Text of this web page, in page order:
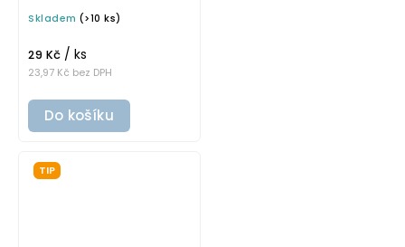
na potravinové dózy
Skladem (>10 ks)
23,97 Kč bez DPH
29 Kč / ks
Do košíku
TIP